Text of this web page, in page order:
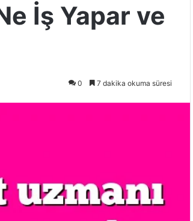
İş Yapar ve
0 7 dakika okuma süresi